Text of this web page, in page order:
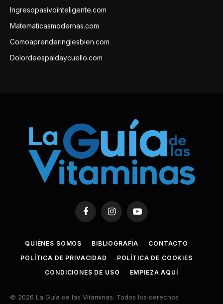
Ingresopasivointeligente.com
Matematicasmodernas.com
Comoaprenderinglesbien.com
Dolordeespaldaycuello.com
FacebookInstagramYouTube
QUIÉNES SOMOS BIBLIOGRAFÍA
CONTACTO
POLÍTICA DE PRIVACIDAD
POLÍTICA DE COOKIES
CONDICIONES DE USO
EMPIEZA AQUÍ
© 2026 La Guía de las Vitaminas. Todos los derechos